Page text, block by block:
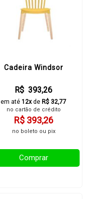
Cadeira Windsor
R$ 393,26
em até 12xde R$ 32,77
no cartão de crédito
R$ 393,26
no boleto ou pix
Comprar